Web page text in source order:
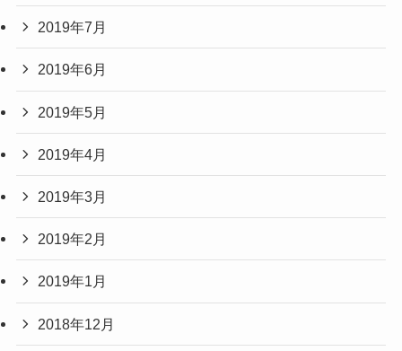
2019年7月
2019年6月
2019年5月
2019年4月
2019年3月
2019年2月
2019年1月
2018年12月